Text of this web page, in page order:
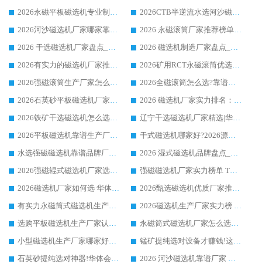
2026永磁平板磁选机专业制造 华体会手机网页版-华体会(中国) 靠谱生产厂家
2026CTB半逆流水选河沙磁选机哪家好_华体会手机网页版-华体会(中国) _值得信赖
2026河沙磁选机厂家哪家靠谱?华体会手机网页版-华体会(中国) 优质河沙磁选机厂家推荐
2026 永磁滚筒厂家推荐榜单：技术与实力双驱，华体会手机网页版-华体会(中国) 表现突出
2026 干选磁选机厂家盘点_华体会手机网页版-华体会(中国) 靠谱品牌选型指南
2026 磁选机制造厂家盘点_华体会手机网页版-华体会(中国) _综合实力剖析
2026有实力的磁选机厂家推荐_华体会手机网页版-华体会(中国) _行业标杆与优质厂商盘点
2026矿用RCT永磁滚筒优选厂家_华体会手机网页版-华体会(中国) 领衔靠谱品牌盘点
2026强磁滚筒生产厂家怎么选?行业口碑推荐华体会手机网页版-华体会(中国)
2026全磁滚筒怎么选?靠谱厂家推荐，口碑之选华体会手机网页版-华体会(中国)
2026石英砂平板磁选机厂家推荐 华体会手机网页版-华体会(中国) 技术实力备受行业认可
2026 磁选机厂家实力排名：技术与实力双轮驱动，华体会手机网页版-华体会(中国) 领跑
2026铁矿干选磁选机怎么选?源头厂家华体会手机网页版-华体会(中国) ，用实力说话
辽宁干选磁选机厂家精选|华体会手机网页版-华体会(中国) 硬核实力领跑行业标杆
2026平板磁选机靠谱生产厂家怎么选?行业标杆华体会手机网页版-华体会(中国) ，凭硬实力脱颖而出
干式磁选机哪家好?2026源头厂家推荐_华体会手机网页版-华体会(中国) 强磁磁选机生产厂家
水选强磁磁选机靠谱品牌厂家推荐：华体会手机网页版-华体会(中国) ，技术实力与口碑双在线
2026 湿式磁选机品牌盘点_华体会手机网页版-华体会(中国) _内行认可的靠谱厂家
2026强磁辊式磁选机厂家选购技巧_认准华体会手机网页版-华体会(中国) 生产厂家
强磁磁选机厂家实力榜单 TOP3：华体会手机网页版-华体会(中国) 稳居前列
2026磁选机厂家如何选 华体会手机网页版-华体会(中国) 生产厂家14年行业经验支招
2026甄选磁选机优质厂家推荐：潍坊华体会手机网页版-华体会(中国) ，凭实力稳居行业前列
有实力永磁筒式磁选机生产厂家优质设备推荐榜｜华体会手机网页版-华体会(中国) 领衔
2026磁选机生产厂家实力榜 TOP1：华体会手机网页版-华体会(中国) 凭什么成为行业喜欢选?
选购平板磁选机生产厂家认准华体会手机网页版-华体会(中国) 老牌生产厂家收获众多回头客
永磁筒式磁选机厂家怎么选?14 年老厂华体会手机网页版-华体会(中国) 凭实力出圈，这 5 大优势太圈粉
小型磁选机生产厂家哪家好?2026 年实测推荐，华体会手机网页版-华体会(中国) 十年口碑厂值得闭眼入
锰矿提纯选对设备才赚钱!这家临朐厂家的强磁辊磁选机凭啥成行业标杆?
石英砂提纯选对神器!华体会手机网页版-华体会(中国) 强磁辊式磁选机价格优势全解析(2026 实测)
2026 河沙磁选机靠谱厂家 华体会手机网页版-华体会(中国) 临朐大厂实地测评